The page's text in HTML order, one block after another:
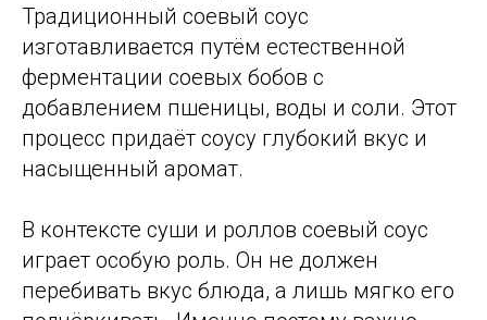
Традиционный соевый соус
изготавливается путём естественной
ферментации соевых бобов с
добавлением пшеницы, воды и соли. Этот
процесс придаёт соусу глубокий вкус и
насыщенный аромат.
В контексте суши и роллов соевый соус
играет особую роль. Он не должен
перебивать вкус блюда, а лишь мягко его